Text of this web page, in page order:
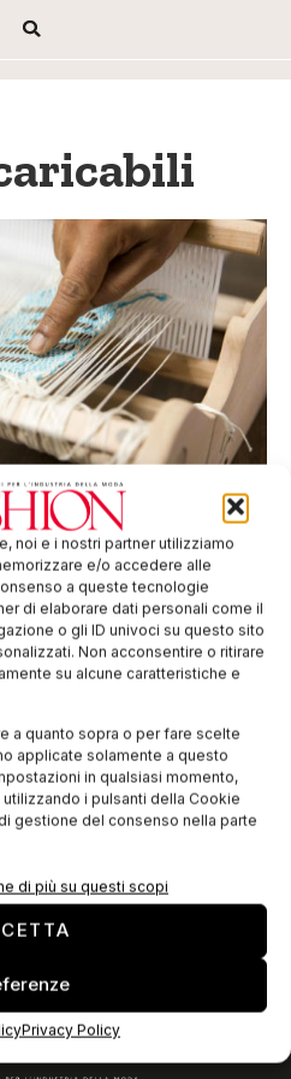
noi e i nostri partner utilizziamo
e/o accedere alle
a queste tecnologie
di elaborare dati personali come il
o gli ID univoci su questo sito
Non acconsentire o ritirare
su alcune caratteristiche e
a quanto sopra o per fare scelte
applicate solamente a questo
in qualsiasi momento,
i pulsanti della Cookie
gestione del consenso nella parte
di più su questi scopi
Privacy Policy
Oggi si può
energia solare tramite tessuti
ma una realtà, grazie ad una
della University of Central
NEWSLETTER